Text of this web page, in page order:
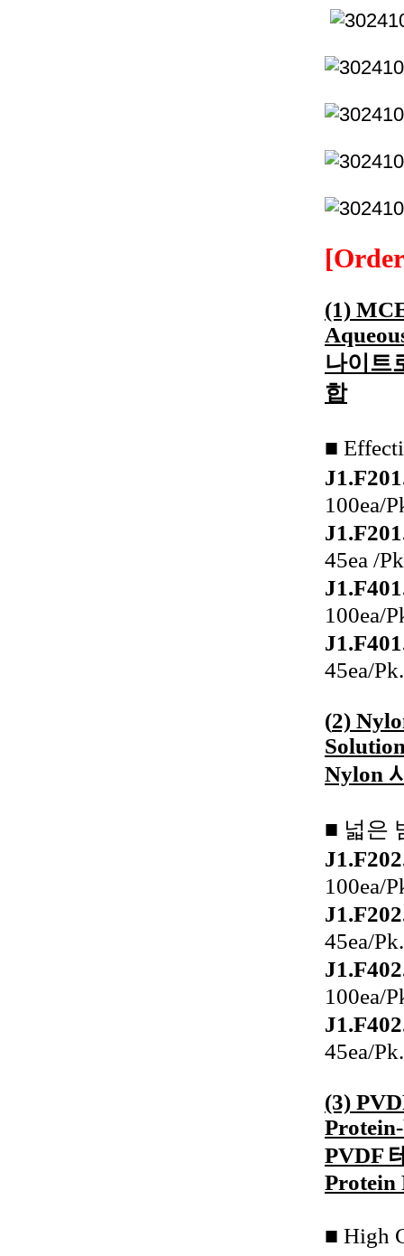
(1)
나이트
합
■
100ea/
45ea /
100ea/
45ea/Pk.
(2)
Nylon
■ 넓은
100ea/
45ea/Pk.
100ea/
45ea/Pk.
(3)
PVDF
Protein
■ High